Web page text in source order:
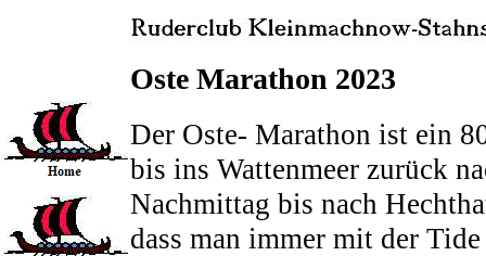
Oste Marathon 2023
Der Oste- Marathon ist ein
bis ins Wattenmeer zurück
Nachmittag bis nach
dass man immer mit der